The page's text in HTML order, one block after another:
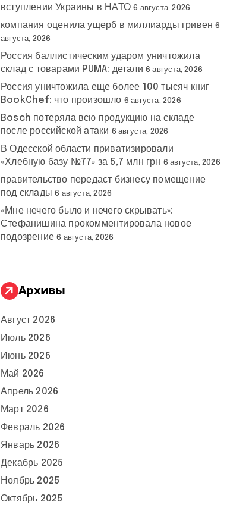
вступлении Украины в НАТО 6 августа, 2026
компания оценила ущерб в миллиарды гривен 6
августа, 2026
Россия баллистическим ударом уничтожила
склад с товарами PUMA: детали 6 августа, 2026
Россия уничтожила еще более 100 тысяч книг
BookChef: что произошло 6 августа, 2026
Bosch потеряла всю продукцию на складе
после российской атаки 6 августа, 2026
В Одесской области приватизировали
«Хлебную базу №77» за 5,7 млн грн 6 августа, 2026
правительство передаст бизнесу помещение
под склады 6 августа, 2026
«Мне нечего было и нечего скрывать»:
Стефанишина прокомментировала новое
подозрение 6 августа, 2026
Архивы
Август 2026
Июль 2026
Июнь 2026
Май 2026
Апрель 2026
Март 2026
Февраль 2026
Январь 2026
Декабрь 2025
Ноябрь 2025
Октябрь 2025